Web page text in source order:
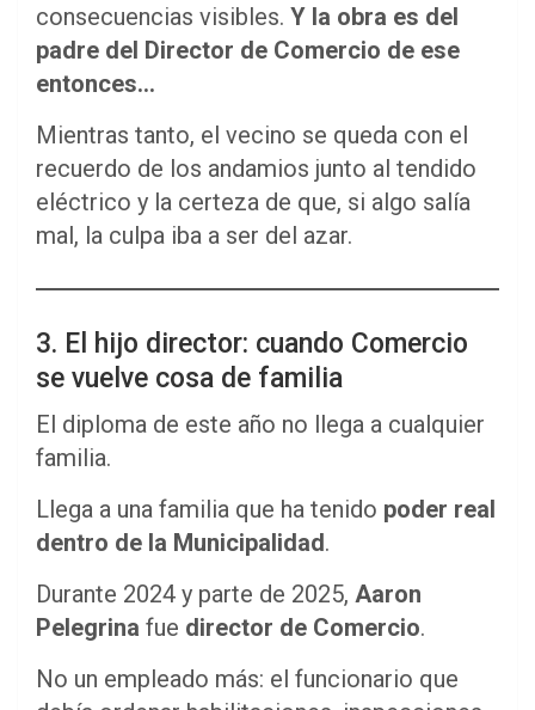
consecuencias visibles. Y la obra es del
padre del Director de Comercio de ese
entonces…
Mientras tanto, el vecino se queda con el
recuerdo de los andamios junto al tendido
eléctrico y la certeza de que, si algo salía
mal, la culpa iba a ser del azar.
3. El hijo director: cuando Comercio
se vuelve cosa de familia
El diploma de este año no llega a cualquier
familia.
Llega a una familia que ha tenido poder real
dentro de la Municipalidad.
Durante 2024 y parte de 2025, Aaron
Pelegrina fue director de Comercio.
No un empleado más: el funcionario que